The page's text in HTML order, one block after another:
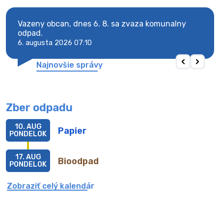
Vazeny obcan, dnes 6. 8. sa zvaza komunalny
odpad.
6. augusta 2026 07:10
Najnovšie správy
Zber odpadu
Papier
10. AUG
PONDELOK
Bioodpad
17. AUG
PONDELOK
Zobraziť celý kalendár